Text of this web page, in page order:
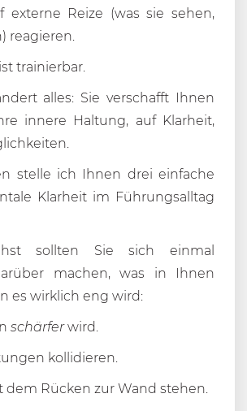
externe Reize (was sie sehen,
reagieren.
trainierbar.
alles: Sie verschafft Ihnen
innere Haltung, auf Klarheit,
stelle ich Ihnen drei einfache
Klarheit im Führungsalltag
sollten Sie sich einmal
machen, was in Ihnen
es wirklich eng wird:
schärferwird.
kollidieren.
dem Rücken zur Wand stehen.